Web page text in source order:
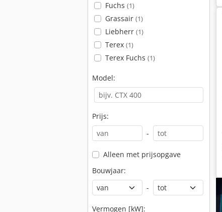
Fuchs (1)
Grassair (1)
Liebherr (1)
Terex (1)
Terex Fuchs (1)
Model:
Prijs:
-
Alleen met prijsopgave
Bouwjaar:
-
Vermogen [kW]: